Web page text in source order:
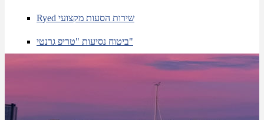
Ryed שירות הסעות מקצועי
ביטוח נסיעות "טריפ גרנטי"